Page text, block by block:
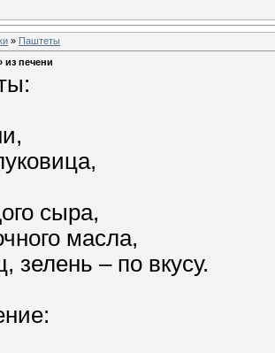
» Паштеты
из печени
сыра,
масла,
зелень – по вкусу.